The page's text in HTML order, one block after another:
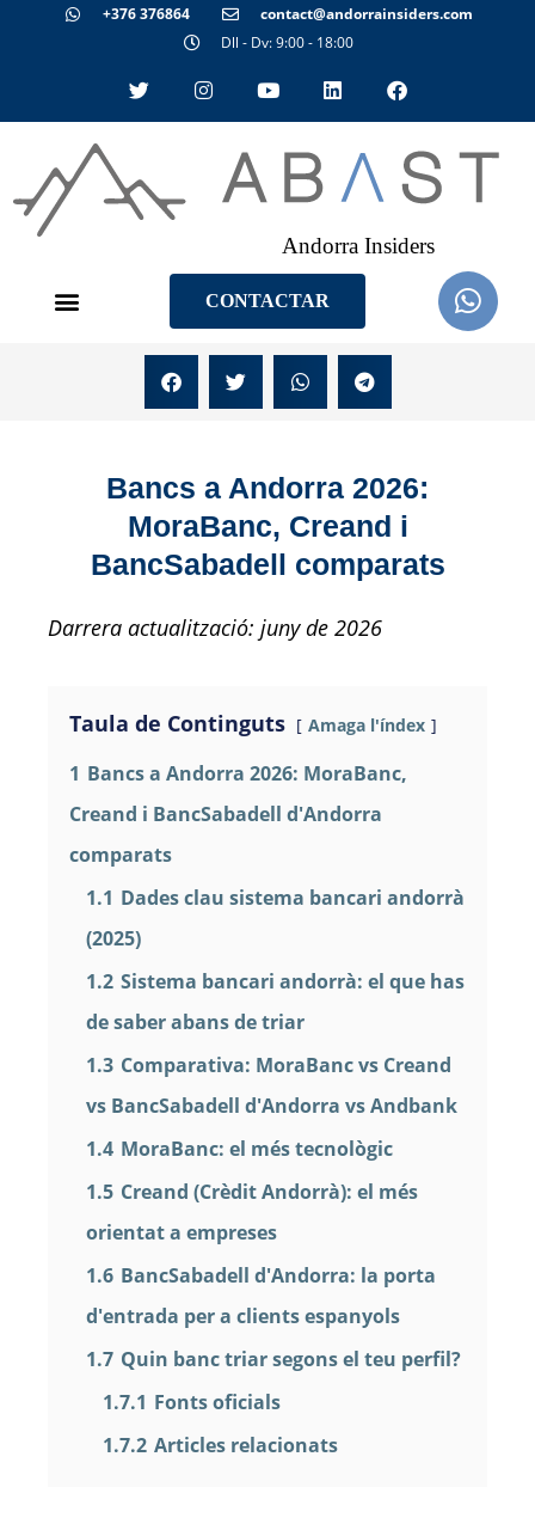
+376 376864
contact@andorrainsiders.com
Dll - Dv: 9:00 - 18:00
Andorra Insiders
CONTACTAR
Bancs a Andorra 2026:
MoraBanc, Creand i
BancSabadell comparats
Darrera actualització: juny de 2026
Taula de Continguts Amaga l'índex
1 Bancs a Andorra 2026: MoraBanc,
Creand i BancSabadell d'Andorra
comparats
1.1 Dades clau sistema bancari andorrà
(2025)
1.2 Sistema bancari andorrà: el que has
de saber abans de triar
1.3 Comparativa: MoraBanc vs Creand
vs BancSabadell d'Andorra vs Andbank
1.4 MoraBanc: el més tecnològic
1.5 Creand (Crèdit Andorrà): el més
orientat a empreses
1.6 BancSabadell d'Andorra: la porta
d'entrada per a clients espanyols
1.7 Quin banc triar segons el teu perfil?
1.7.1 Fonts oficials
1.7.2 Articles relacionats